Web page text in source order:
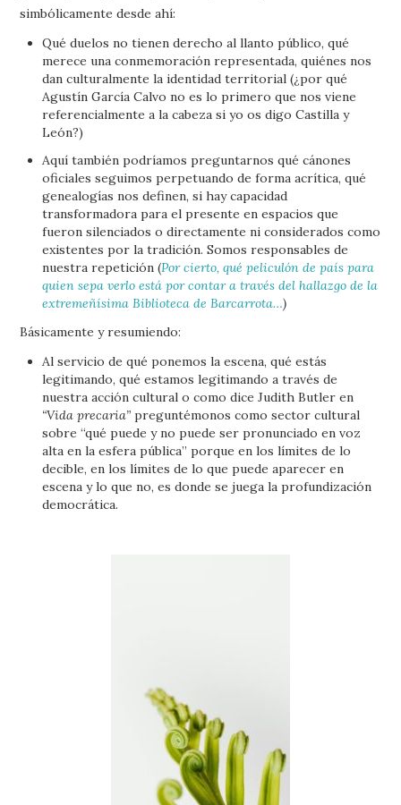
simbólicamente desde ahí:
Qué duelos no tienen derecho al llanto público, qué
merece una conmemoración representada, quiénes nos
dan culturalmente la identidad territorial (¿por qué
Agustín García Calvo no es lo primero que nos viene
referencialmente a la cabeza si yo os digo Castilla y
León?)
Aquí también podríamos preguntarnos qué cánones
oficiales seguimos perpetuando de forma acrítica, qué
genealogías nos definen, si hay capacidad
transformadora para el presente en espacios que
fueron silenciados o directamente ni considerados como
existentes por la tradición. Somos responsables de
nuestra repetición (Por cierto, qué peliculón de país para
quien sepa verlo está por contar a través del hallazgo de la
extremeñísima Biblioteca de Barcarrota…)
Básicamente y resumiendo:
Al servicio de qué ponemos la escena, qué estás
legitimando, qué estamos legitimando a través de
nuestra acción cultural o como dice Judith Butler en
“Vida precaria” preguntémonos como sector cultural
sobre “qué puede y no puede ser pronunciado en voz
alta en la esfera pública” porque en los límites de lo
decible, en los límites de lo que puede aparecer en
escena y lo que no, es donde se juega la profundización
democrática.